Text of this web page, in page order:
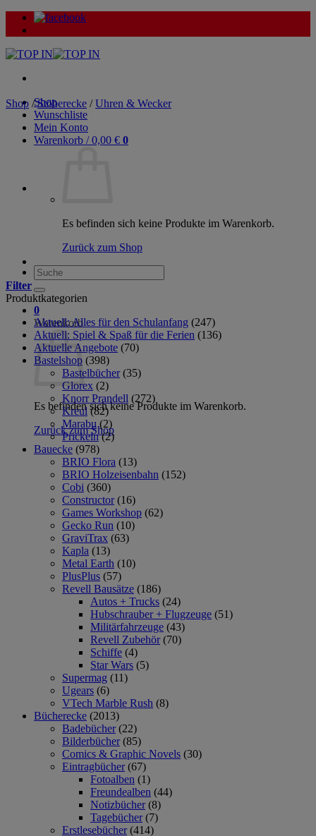
Zum
Inhalt
Shop
Wunschliste
Mein Konto
Warenkorb /0,00 € 0
Es befinden sich keine Produkte im Warenkorb.
Zurück zum Shop
Suche
nach:
0
Warenkorb
Es befinden sich keine Produkte im Warenkorb.
Zurück zum Shop
Shop / Stöberecke / Uhren & Wecker
Filter
Produktkategorien
Aktuell: Alles für den Schulanfang (247)
Aktuell: Spiel & Spaß für die Ferien (136)
Aktuelle Angebote (70)
Bastelshop (398)
Bastelbücher (35)
Glorex (2)
Knorr Prandell (272)
Kreul (82)
Marabu (2)
Prickeln (2)
Bauecke (978)
BRIO Flora (13)
BRIO Holzeisenbahn (152)
Cobi (360)
Constructor (16)
Games Workshop (62)
Gecko Run (10)
GraviTrax (63)
Kapla (13)
Metal Earth (10)
PlusPlus (57)
Revell Bausätze (186)
Autos + Trucks (24)
Hubschrauber + Flugzeuge (51)
Militärfahrzeuge (43)
Revell Zubehör (70)
Schiffe (4)
Star Wars (5)
Supermag (11)
Ugears (6)
VTech Marble Rush (8)
Bücherecke (2013)
Badebücher (22)
Bilderbücher (85)
Comics & Graphic Novels (30)
Eintragbücher (67)
Fotoalben (1)
Freundealben (44)
Notizbücher (8)
Tagebücher (7)
Erstlesebücher (414)